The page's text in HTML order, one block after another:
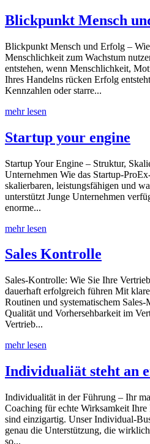
Blickpunkt Mensch
Blickpunkt Mensch und Erfolg –
Menschlichkeit zum Wachstum
entstehen, wenn Menschlichkeit,
Ihres Handelns rücken Erfolg
Kennzahlen oder starre...
mehr lesen
Startup your engine
Startup Your Engine – Struktur,
Unternehmen Wie das Startup-
skalierbaren, leistungsfähigen und
unterstützt Junge Unternehmen
enorme...
mehr lesen
Sales Kontrolle
Sales-Kontrolle: Wie Sie Ihre
dauerhaft erfolgreich führen Mit
Routinen und systematischem
Qualität und Vorhersehbarkeit im
Vertrieb...
mehr lesen
Individualiät steht an
Individualität in der Führung – Ihr
Coaching für echte Wirksamkeit Ihre
sind einzigartig. Unser Individual-
genau die Unterstützung, die
so...